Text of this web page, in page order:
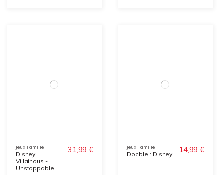
Jeux Famille
Disney
Villainous -
Unstoppable !
31,99 € Jeux Famille
Dobble : Disney 14,99 €